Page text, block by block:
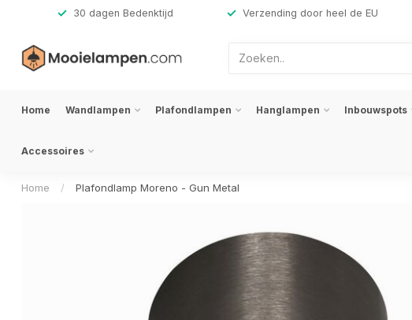
30 dagen Bedenktijd Verzending door heel de EU
Home Wandlampen Plafondlampen Hanglampen Inbouwspots
Accessoires
Home / Plafondlamp Moreno - Gun Metal